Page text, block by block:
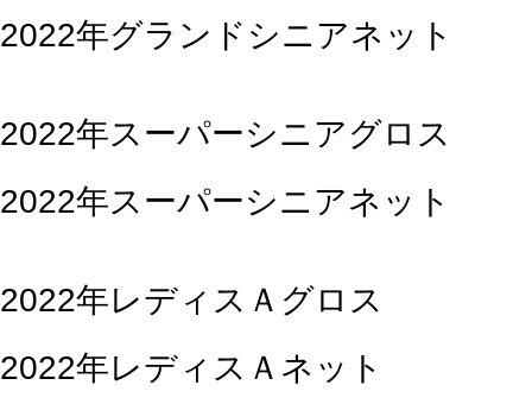
2022年グランドシニアネット
2022年スーパーシニアグロス
2022年スーパーシニアネット
2022年レディスＡグロス
2022年レディスＡネット